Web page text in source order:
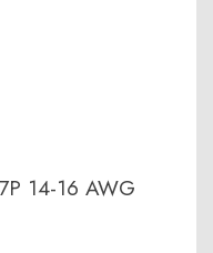
14-16 AWG